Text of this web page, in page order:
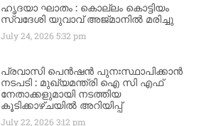
ഹൃദയാ ഘാതം : കൊല്ലം കൊട്ടിയം
സ്വദേശി യുവാവ് അജ്മാനിൽ മരിച്ചു
July 24, 20265:32 pm
പ്രവാസി പെൻഷൻ പുനഃസ്ഥാപിക്കാൻ
നടപടി : മുഖ്യമന്ത്രി ഐ സി എഫ്
നേതാക്കളുമായി നടത്തിയ
കൂടിക്കാഴ്ചയിൽ അറിയിപ്പ്
July 22, 20263:12 pm